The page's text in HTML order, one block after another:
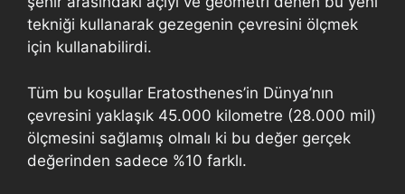
tekniği kullanarak gezegenin çevresini ölçmek
için kullanabilirdi.
Tüm bu koşullar Eratosthenes’in Dünya’nın
çevresini yaklaşık 45.000 kilometre (28.000 mil)
ölçmesini sağlamış olmalı ki bu değer gerçek
değerinden sadece %10 farklı.